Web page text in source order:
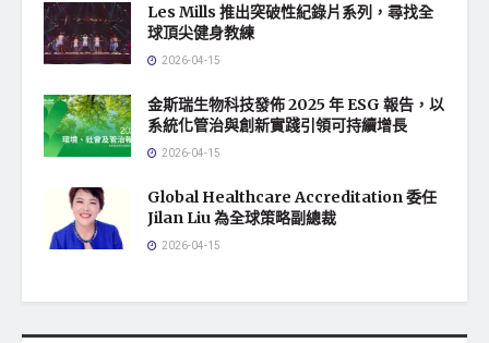
Les Mills 推出突破性紀錄片系列，尋找全
球頂尖健身教練
2026-04-15
金斯瑞生物科技發佈 2025 年 ESG 報告，以
系統化管治與創新實踐引領可持續增長
2026-04-15
Global Healthcare Accreditation 委任
Jilan Liu 為全球策略副總裁
2026-04-15